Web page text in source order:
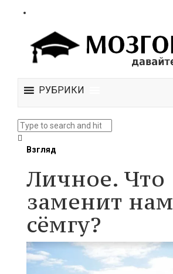
РУБРИКИ
Взгляд
Личное. Что
заменит нам
сёмгу?